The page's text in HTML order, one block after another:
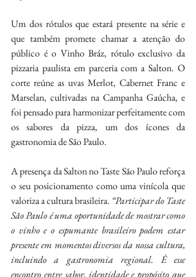
Um dos rótulos que estará presente na série e
que também promete chamar a atenção do
público é o Vinho Bráz, rótulo exclusivo da
pizzaria paulista em parceria com a Salton. O
corte reúne as uvas Merlot, Cabernet Franc e
Marselan, cultivadas na Campanha Gaúcha, e
foi pensado para harmonizar perfeitamente com
os sabores da pizza, um dos ícones da
gastronomia de São Paulo.
A presença da Salton no Taste São Paulo reforça
o seu posicionamento como uma vinícola que
valoriza a cultura brasileira. “Participar do Taste
São Paulo é uma oportunidade de mostrar como
o vinho e o espumante brasileiro podem estar
presente em momentos diversos da nossa cultura,
incluindo a gastronomia regional. É esse
encontro entre sabor, identidade e propósito que